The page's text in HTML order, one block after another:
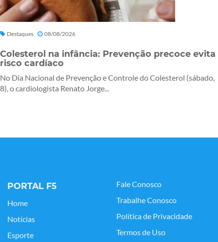
Destaques 08/08/2026
Colesterol na infância: Prevenção precoce evita
risco cardíaco
No Dia Nacional de Prevenção e Controle do Colesterol (sábado,
8), o cardiologista Renato Jorge...
PORTAL F5
Home
Notícias
Esporte
Fale Conosco
Trabalhe Conosco
Política de Privacidade
Termos de Uso